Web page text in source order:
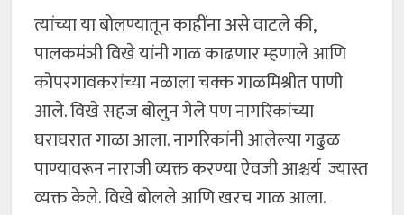
त्यांच्या या बोलण्यातून काहींना असे वाटले की,
पालकमंञी विखे यांनी गाळ काढणार म्हणाले आणि
कोपरगावकरांच्या नळाला चक्क गाळमिश्रीत पाणी
आले. विखे सहज बोलुन गेले पण नागरिकांच्या
घराघरात गाळा आला. नागरिकांनी आलेल्या गढुळ
पाण्यावरून नाराजी व्यक्त करण्या ऐवजी आश्चर्य ज्यास्त
व्यक्त केले. विखे बोलले आणि खरच गाळ आला.